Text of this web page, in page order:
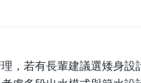
若有長輩建議選矮身設